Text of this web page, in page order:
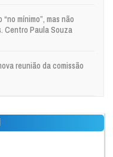
mínimo”, mas não
Centro Paula Souza
reunião da comissão